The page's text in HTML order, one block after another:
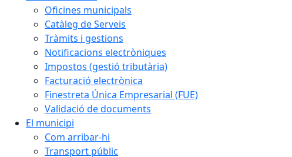
Oficines municipals
Catàleg de Serveis
Tràmits i gestions
Notificacions electròniques
Impostos (gestió tributària)
Facturació electrònica
Finestreta Única Empresarial (FUE)
Validació de documents
El municipi
Com arribar-hi
Transport públic